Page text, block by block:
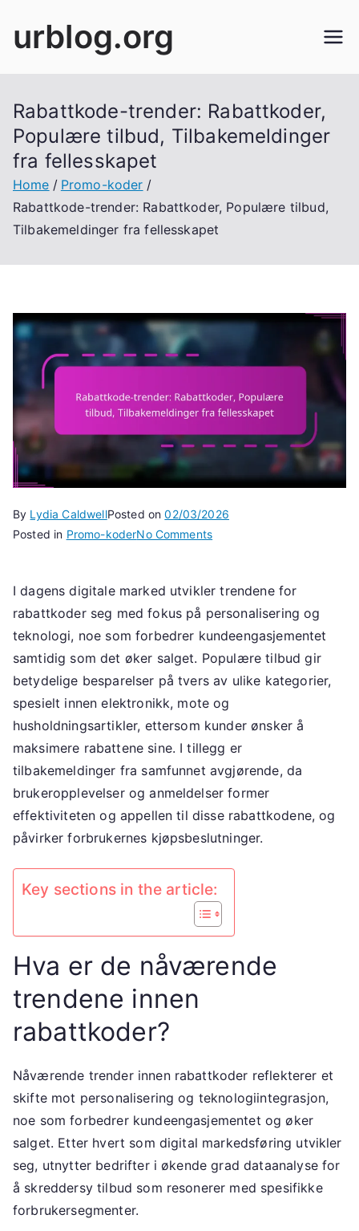
urblog.org
Rabattkode-trender: Rabattkoder,
Populære tilbud, Tilbakemeldinger
fra fellesskapet
Home
Promo-koder
Rabattkode-trender: Rabattkoder, Populære tilbud,
Tilbakemeldinger fra fellesskapet
By Lydia CaldwellPosted on02/03/2026
Posted in Promo-koderNo Commentson
Rabattkoder,
Populære
tilbud,
Tilbakemeldinger
I dagens digitale marked utvikler trendene for
rabattkoder seg med fokus på personalisering og
teknologi, noe som forbedrer kundeengasjementet
samtidig som det øker salget. Populære tilbud gir
betydelige besparelser på tvers av ulike kategorier,
spesielt innen elektronikk, mote og
husholdningsartikler, ettersom kunder ønsker å
maksimere rabattene sine. I tillegg er
tilbakemeldinger fra samfunnet avgjørende, da
brukeropplevelser og anmeldelser former
effektiviteten og appellen til disse rabattkodene, og
påvirker forbrukernes kjøpsbeslutninger.
Key sections in the article:
Hva er de nåværende
trendene innen
rabattkoder?
Nåværende trender innen rabattkoder reflekterer et
skifte mot personalisering og teknologiintegrasjon,
noe som forbedrer kundeengasjementet og øker
salget. Etter hvert som digital markedsføring utvikler
seg, utnytter bedrifter i økende grad dataanalyse for
å skreddersy tilbud som resonerer med spesifikke
forbrukersegmenter.